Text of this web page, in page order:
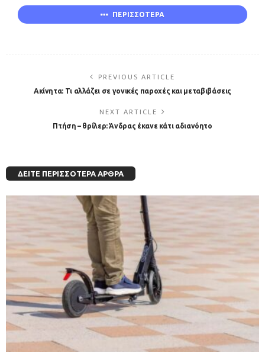
ΠΕΡΙΣΣΟΤΕΡΑ
PREVIOUS ARTICLE
Ακίνητα: Τι αλλάζει σε γονικές παροχές και μεταβιβάσεις
NEXT ARTICLE
Πτήση – θρίλερ: Άνδρας έκανε κάτι αδιανόητο
ΔΕΊΤΕ ΠΕΡΙΣΣΌΤΕΡΑ ΆΡΘΡΑ